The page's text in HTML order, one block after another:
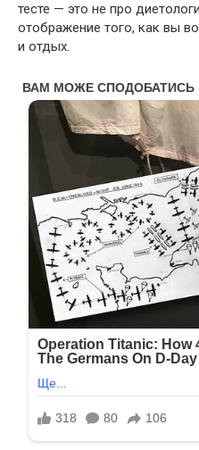
тесте — это не про
отображение того, как вы
и отдых.